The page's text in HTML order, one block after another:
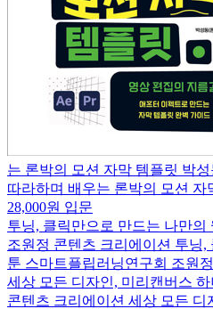
는 론박의 모션 자막 템플릿 박
따라하며 배우는 론박의 모션 자
28,000원 입문
투닝, 클릭만으로 만드는 나만의
조원정 콘텐츠 크리에이션 투닝,
툰 스마트플립러닝연구회 조원정
세상 모든 디자인, 미리캔버스
콘텐츠 크리에이션 세상 모든 디